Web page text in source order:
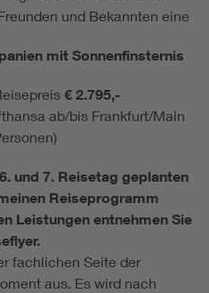
und Bekannten eine
mit Sonnenfinsternis
€ 2.795,-
ab/bis Frankfurt/Main
und 7. Reisetag geplanten
Reiseprogramm
Leistungen entnehmen Sie
fachlichen Seite der
aus. Es wird nach